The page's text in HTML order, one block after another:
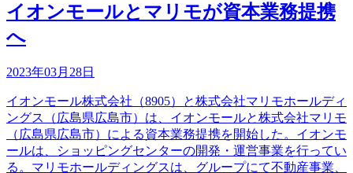
イオンモールとマリモが資本業務提携
へ
2023年03月28日
イオンモール株式会社（8905）と株式会社マリモホールディ
ングス（広島県広島市）は、イオンモールと株式会社マリモ
（広島県広島市）による資本業務提携を開始した。イオンモ
ールは、ショッピングセンターの開発・運営事業を行ってい
る。マリモホールディングスは、グループにて不動産事業、